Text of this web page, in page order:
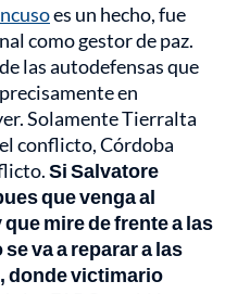
es un hecho, fue
como gestor de paz.
las autodefensas que
en
Solamente Tierralta
conflicto, Córdoba
Si Salvatore
que venga al
mire de frente a las
va a reparar a las
donde victimario